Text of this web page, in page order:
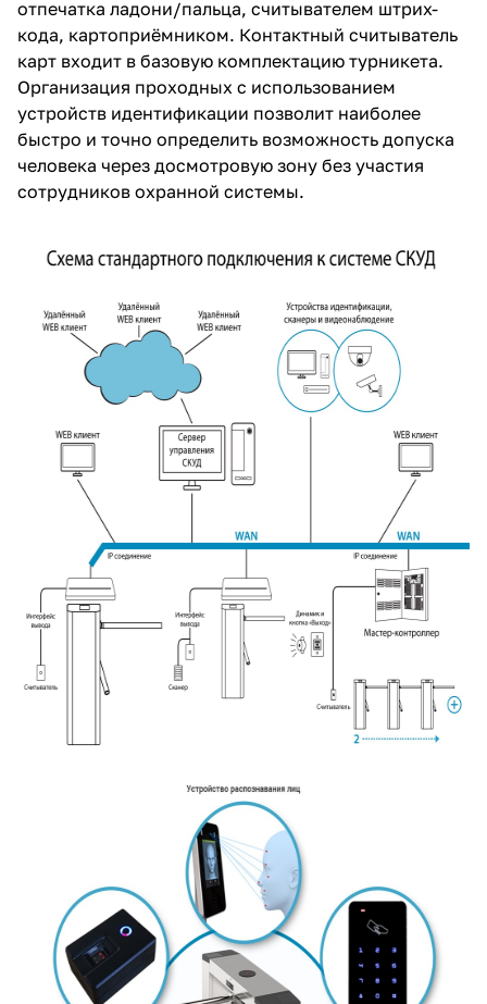
отпечатка ладони/пальца, считывателем штрих-
кода, картоприёмником. Контактный считыватель
карт входит в базовую комплектацию турникета.
Организация проходных с использованием
устройств идентификации позволит наиболее
быстро и точно определить возможность допуска
человека через досмотровую зону без участия
сотрудников охранной системы.